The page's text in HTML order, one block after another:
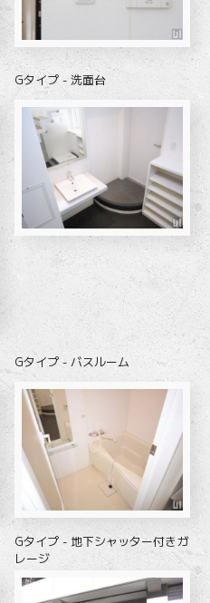
Gタイプ - 洗面台
Gタイプ - バスルーム
Gタイプ - 地下シャッター付きガ
レージ